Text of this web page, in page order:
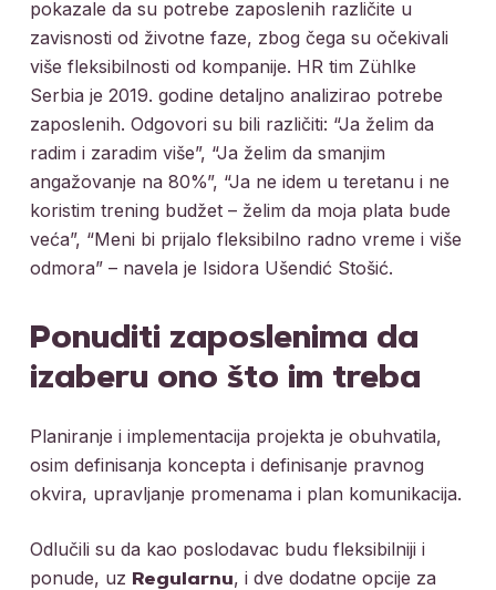
pokazale da su potrebe zaposlenih različite u
zavisnosti od životne faze, zbog čega su očekivali
više fleksibilnosti od kompanije. HR tim Zühlke
Serbia je 2019. godine detaljno analizirao potrebe
zaposlenih. Odgovori su bili različiti: “Ja želim da
radim i zaradim više”, “Ja želim da smanjim
angažovanje na 80%”, “Ja ne idem u teretanu i ne
koristim trening budžet – želim da moja plata bude
veća”, “Meni bi prijalo fleksibilno radno vreme i više
odmora” – navela je Isidora Ušendić Stošić.
Ponuditi zaposlenima da
izaberu ono što im treba
Planiranje i implementacija projekta je obuhvatila,
osim definisanja koncepta i definisanje pravnog
okvira, upravljanje promenama i plan komunikacija.
Odlučili su da kao poslodavac budu fleksibilniji i
ponude, uz
Regularnu, i dve dodatne opcije za